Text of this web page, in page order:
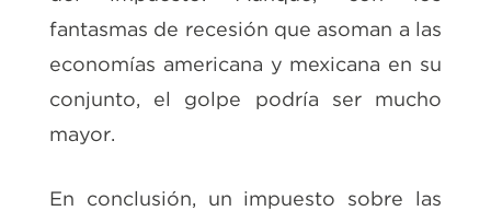
fantasmas de recesión que asoman a las
economías americana y mexicana en su
conjunto, el golpe podría ser mucho
mayor.
En conclusión, un impuesto sobre las